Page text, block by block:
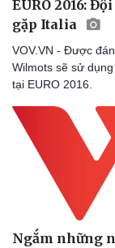
EURO 2016:
gặp Italia
VOV.VN - Được
Wilmots sẽ sử
tại EURO 2016.
Ngắm những